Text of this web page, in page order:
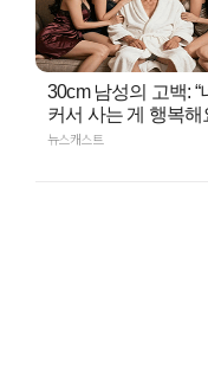
30cm 남성의 고백: “
커서 사는 게 행복해
뉴스캐스트